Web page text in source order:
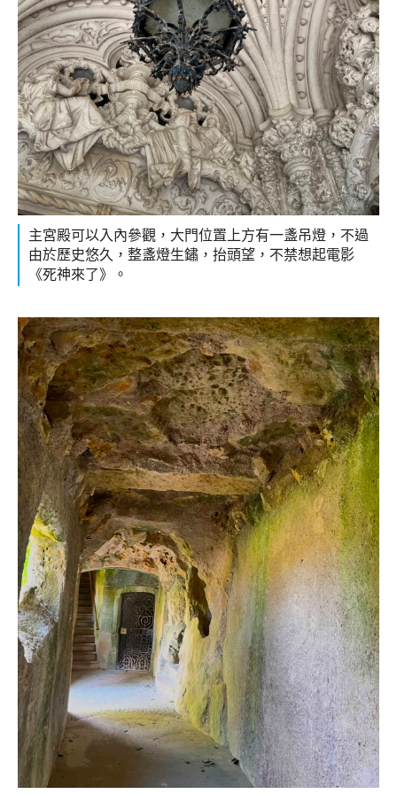
主宮殿可以入內參觀，大門位置上方有一盞吊燈，不過
由於歷史悠久，整盞燈生鏽，抬頭望，不禁想起電影
《死神來了》。